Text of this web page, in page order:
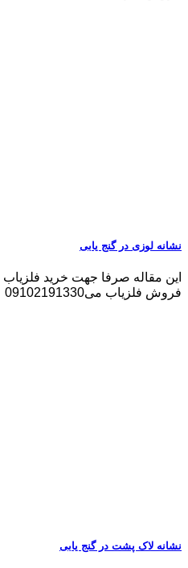
نشانه لوزی در گنج یابی
این مقاله صرفا جهت خرید
فروش فلزیاب می09102191330
نشانه لاک پشت در گنج یابی